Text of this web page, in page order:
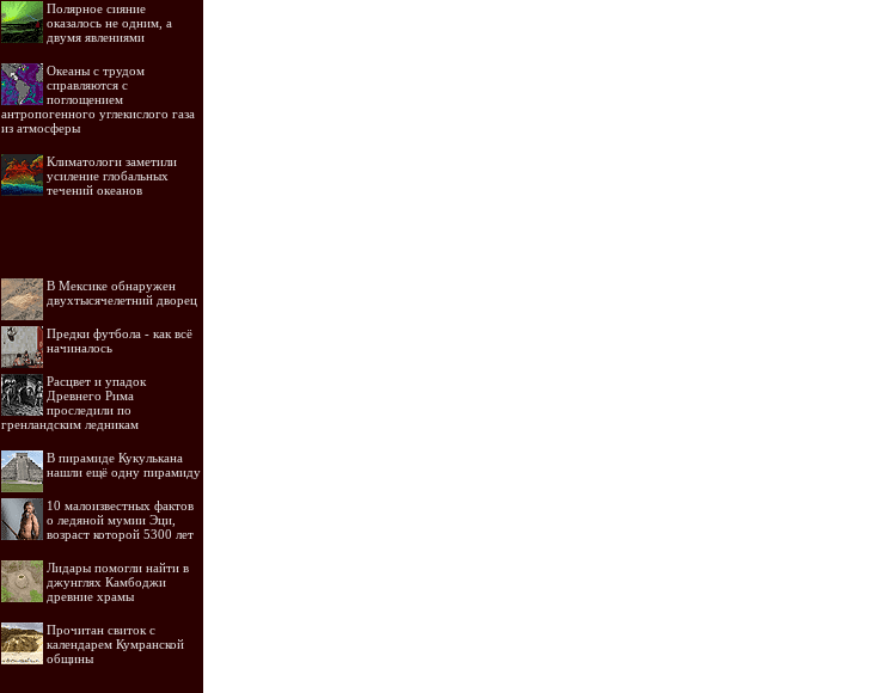
Полярное сияние
оказалось не одним, а
двумя явлениями
Океаны с трудом
справляются с
поглощением
антропогенного углекислого газа
из атмосферы
Климатологи заметили
усиление глобальных
течений океанов
В Мексике обнаружен
двухтысячелетний дворец
Предки футбола - как всё
начиналось
Расцвет и упадок
Древнего Рима
проследили по
гренландским ледникам
В пирамиде Кукулькана
нашли ещё одну пирамиду
10 малоизвестных фактов
о ледяной мумии Эци,
возраст которой 5300 лет
Лидары помогли найти в
джунглях Камбоджи
древние храмы
Прочитан свиток с
календарем Кумранской
общины